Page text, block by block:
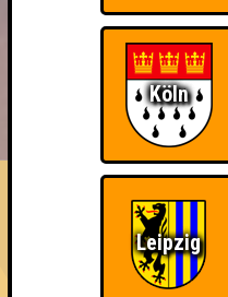
HIGHSCORE
FAQ
Errungenschaften
Köln
Leipzig